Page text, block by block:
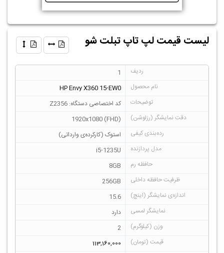
لیست قیمت لپ تاپ تبلت شو
1
HP Envy X360 15-EW0
کد اختصاصی دستگاه: Z2356
1920x1080 (FHD)
استوک (کارکرده‌ی وارداتی)
i5-1235U
8GB
256GB
15.6
دارد
2
113,160,000